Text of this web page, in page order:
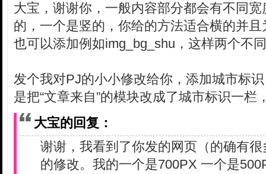
大宝，谢谢你，一般内容部分都会有不同
的，一个是竖的，你给的方法适合横的并
也可以添加例如img_bg_shu，这样两个不
发个我对PJ的小小修改给你，添加城市标
是把“文章来自”的模块改成了城市标识一栏
大宝的回复：
谢谢，我看到了你发的网页（的确有
的修改。我的一个是700PX 一个是